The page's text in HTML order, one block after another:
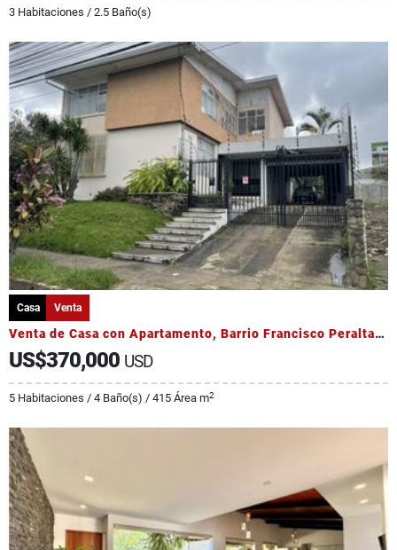
3 Habitaciones / 2.5 Baño(s)
Casa Venta
Venta de Casa con Apartamento, Barrio Francisco Peralta, Catedral
US$370,000 USD
5 Habitaciones / 4 Baño(s) / 415 Área m2